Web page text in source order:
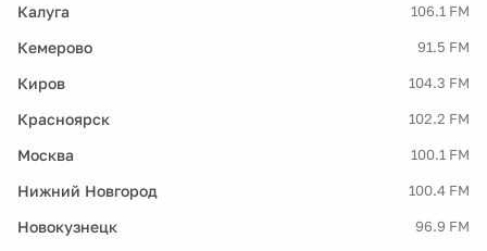
Калуга 106.1 FM
Кемерово 91.5 FM
Киров 104.3 FM
Красноярск 102.2 FM
Москва 100.1 FM
Нижний Новгород 100.4 FM
Новокузнецк 96.9 FM